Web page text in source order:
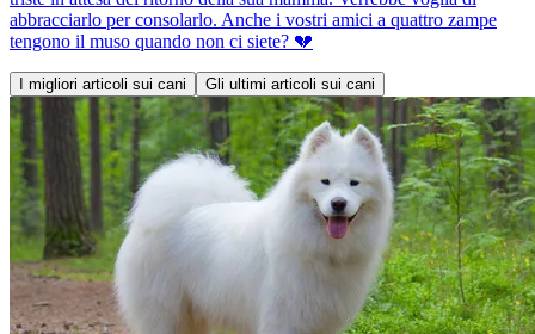
abbracciarlo per consolarlo. Anche i vostri amici a quattro zampe
tengono il muso quando non ci siete? 💔
I migliori articoli sui cani Gli ultimi articoli sui cani